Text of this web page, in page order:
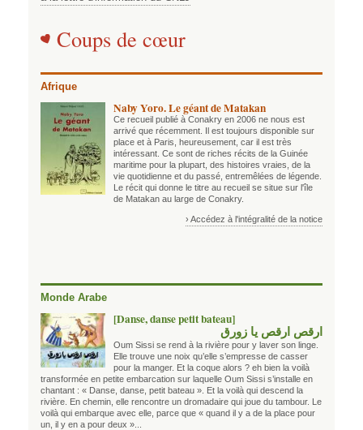
Coups de cœur
Afrique
Naby Yoro. Le géant de Matakan
Ce recueil publié à Conakry en 2006 ne nous est
arrivé que récemment. Il est toujours disponible sur
place et à Paris, heureusement, car il est très
intéressant. Ce sont de riches récits de la Guinée
maritime pour la plupart, des histoires vraies, de la
vie quotidienne et du passé, entremêlées de légende.
Le récit qui donne le titre au recueil se situe sur l'île
de Matakan au large de Conakry.
› Accédez à l'intégralité de la notice
Monde Arabe
[Danse, danse petit bateau]
ارقص ارقص يا زورق
Oum Sissi se rend à la rivière pour y laver son linge.
Elle trouve une noix qu’elle s’empresse de casser
pour la manger. Et la coque alors ? eh bien la voilà
transformée en petite embarcation sur laquelle Oum Sissi s’installe en
chantant : « Danse, danse, petit bateau ». Et la voilà qui descend la
rivière. En chemin, elle rencontre un dromadaire qui joue du tambour. Le
voilà qui embarque avec elle, parce que « quand il y a de la place pour
un, il y en a pour deux »...